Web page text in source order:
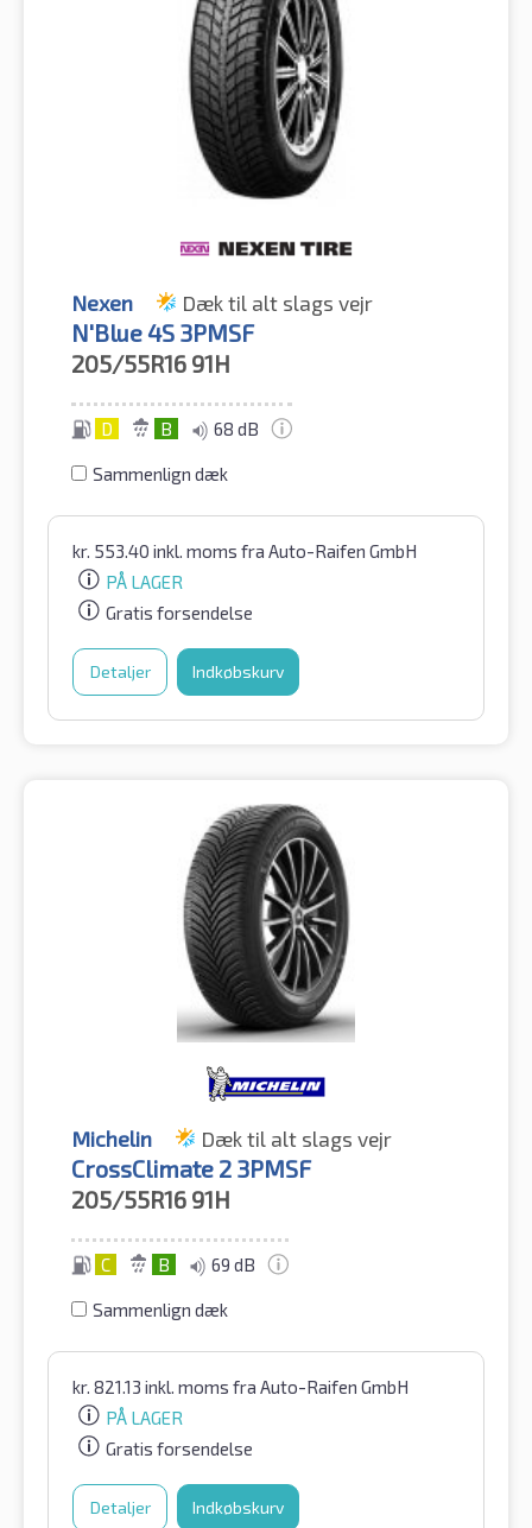
Nexen Dæk til alt slags vejr
N'Blue 4S 3PMSF
205/55R16 91H
D B 68 dB
Sammenlign dæk
kr. 553.40 inkl. moms fra Auto-Raifen GmbH
PÅ LAGER
Gratis forsendelse
Detaljer Indkøbskurv
Michelin Dæk til alt slags vejr
CrossClimate 2 3PMSF
205/55R16 91H
C B 69 dB
Sammenlign dæk
kr. 821.13 inkl. moms fra Auto-Raifen GmbH
PÅ LAGER
Gratis forsendelse
Detaljer Indkøbskurv